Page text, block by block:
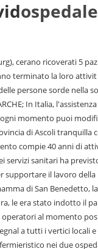
sono 93 i ricoverati, 14 in intensiva, due nelle sale operatorie Trasferiti i pazienti non Covid: gli ospedali per ora respirano di Emidio Lattanzi 4 Minuti di Lettura Venerd 20 Novembre 2020, 04:05 Veterinaria - ambulatori e laboratori. Per i medici Usca era infatti prevista una retribuzione che si aggirava sui 44 euro allora mentre quelli Uca sono stati equiparati ai medici di continuit assistenziali, ovvero coloro che svolgono il servizio di guardia medica, che viene pagato intorno ai 25 euro allora. Ascoli, 19 settembre 2020 - Il Covid-19 non allenta la morsa nel Piceno. Piceno: 283 positivi e 157 guariti. Ospedale Madonna . La variante Omicron continua a diffondersi a macchia dolio e nella cerchia dei contagi non sfuggono, purtroppo, gli operatori sanitari pur con il terzo vaccino. Oltre alla gestione delle emodialisi fuori reparto (pazienti ricoverati in Rianimazione, Utic, etc), i pazienti sono a carico degli stessi Infermieri presenti in turno nel servizio di Emodialisi,